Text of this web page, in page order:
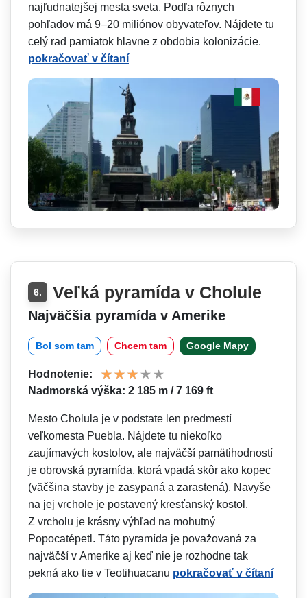
najľudnatejšej mesta sveta. Podľa rôznych
pohľadov má 9–20 miliónov obyvateľov. Nájdete tu
celý rad pamiatok hlavne z obdobia kolonizácie.
pokračovať v čítaní
6. Veľká pyramída v Cholule
Najväčšia pyramída v Amerike
Bol som tam Chcem tam Google Mapy
Hodnotenie:
Nadmorská výška: 2 185 m / 7 169 ft
Mesto Cholula je v podstate len predmestí
veľkomesta Puebla. Nájdete tu niekoľko
zaujímavých kostolov, ale najväčší pamätihodností
je obrovská pyramída, ktorá vpadá skôr ako kopec
(väčšina stavby je zasypaná a zarastená). Navyše
na jej vrchole je postavený kresťanský kostol.
Z vrcholu je krásny výhľad na mohutný
Popocatépetl. Táto pyramída je považovaná za
najväčší v Amerike aj keď nie je rozhodne tak
pekná ako tie v Teotihuacanu pokračovať v čítaní